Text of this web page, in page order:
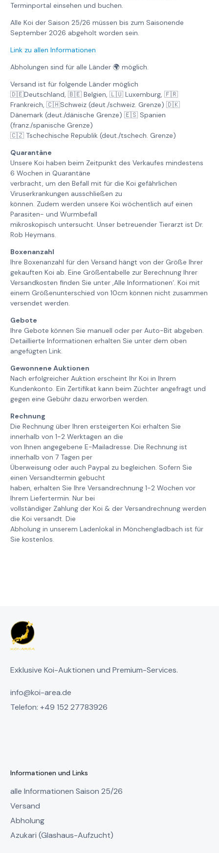
Terminportal einsehen und buchen.
Alle Koi der Saison 25/26 müssen bis zum Saisonende
September 2026 abgeholt worden sein.
Link zu allen Informationen
Abholungen sind für alle Länder 🌍 möglich.
Versand ist für folgende Länder möglich
🇩🇪Deutschland, 🇧🇪 Belgien, 🇱🇺 Luxemburg, 🇫🇷
Frankreich, 🇨🇭Schweiz (deut./schweiz. Grenze) 🇩🇰
Dänemark (deut./dänische Grenze) 🇪🇸 Spanien
(franz./spanische Grenze)
🇨🇿 Tschechische Republik (deut./tschech. Grenze)
Quarantäne
Unsere Koi haben beim Zeitpunkt des Verkaufes mindestens
6 Wochen in Quarantäne
verbracht, um den Befall mit für die Koi gefährlichen
Viruserkrankungen ausschließen zu
können. Zudem werden unsere Koi wöchentlich auf einen
Parasiten- und Wurmbefall
mikroskopisch untersucht. Unser betreuender Tierarzt ist Dr.
Rob Heymans.
Boxenanzahl
Ihre Boxenanzahl für den Versand hängt von der Größe Ihrer
gekauften Koi ab. Eine Größentabelle zur Berechnung Ihrer
Versandkosten finden Sie unter ‚Alle Informationen‘. Koi mit
einem Größenunterschied von 10cm können nicht zusammen
versendet werden.
Gebote
Ihre Gebote können Sie manuell oder per Auto-Bit abgeben.
Detaillierte Informationen erhalten Sie unter dem oben
angefügten Link.
Gewonnene Auktionen
Nach erfolgreicher Auktion erscheint Ihr Koi in Ihrem
Kundenkonto. Ein Zertifikat kann beim Züchter angefragt und
gegen eine Gebühr dazu erworben werden.
Rechnung
Die Rechnung über Ihren ersteigerten Koi erhalten Sie
innerhalb von 1-2 Werktagen an die
von Ihnen angegebene E-Mailadresse. Die Rechnung ist
innerhalb von 7 Tagen per
Überweisung oder auch Paypal zu begleichen. Sofern Sie
einen Versandtermin gebucht
haben, erhalten Sie Ihre Versandrechnung 1-2 Wochen vor
Ihrem Liefertermin. Nur bei
vollständiger Zahlung der Koi & der Versandrechnung werden
die Koi versandt. Die
Abholung in unserem Ladenlokal in Mönchengladbach ist für
Sie kostenlos.
Exklusive Koi-Auktionen und Premium-Services.
info@koi-area.de
Telefon: +49 152 27783926
Informationen und Links
alle Informationen Saison 25/26
Versand
Abholung
Azukari (Glashaus-Aufzucht)